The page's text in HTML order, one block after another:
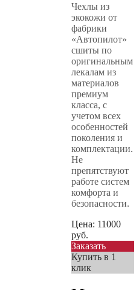
Чехлы из
экокожи от
фабрики
«Автопилот»
сшиты по
оригинальным
лекалам из
материалов
премиум
класса, с
учетом всех
особенностей
поколения и
комплектации.
Не
препятствуют
работе систем
комфорта и
безопасности.
Цена: 11000
руб.
Заказать
Купить в 1
клик